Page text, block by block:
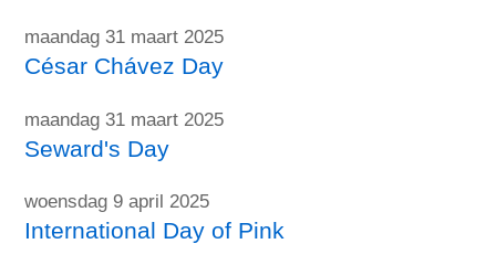
maandag 31 maart 2025
César Chávez Day
maandag 31 maart 2025
Seward's Day
woensdag 9 april 2025
International Day of Pink